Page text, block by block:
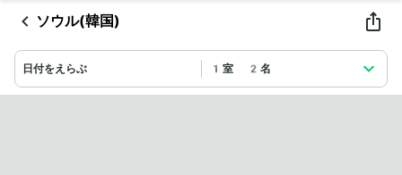
ソウル(韓国)
日付をえらぶ 1室 2名